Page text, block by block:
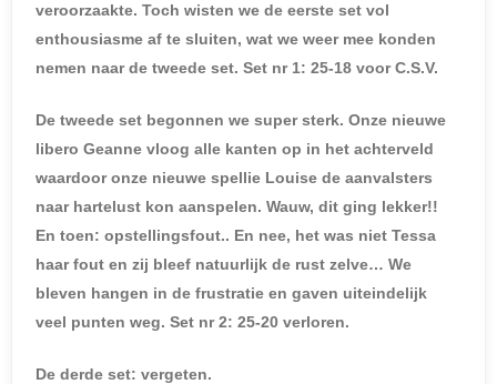
veroorzaakte. Toch wisten we de eerste set vol
enthousiasme af te sluiten, wat we weer mee konden
nemen naar de tweede set. Set nr 1: 25-18 voor C.S.V.
De tweede set begonnen we super sterk. Onze nieuwe
libero Geanne vloog alle kanten op in het achterveld
waardoor onze nieuwe spellie Louise de aanvalsters
naar hartelust kon aanspelen. Wauw, dit ging lekker!!
En toen: opstellingsfout.. En nee, het was niet Tessa
haar fout en zij bleef natuurlijk de rust zelve… We
bleven hangen in de frustratie en gaven uiteindelijk
veel punten weg. Set nr 2: 25-20 verloren.
De derde set: vergeten.